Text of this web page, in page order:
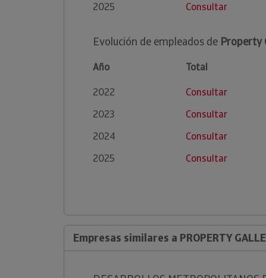
2025
Consultar
Evolución de empleados de Property
Año Total
2022
Consultar
2023
Consultar
2024
Consultar
2025
Consultar
Empresas similares a PROPERTY